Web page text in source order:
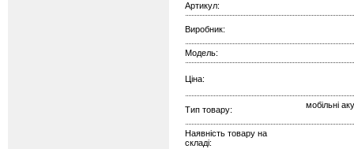
Артикул:
Виробник:
Модель:
Ціна:
Тип товару: мобільні
Наявність товару на
складі: